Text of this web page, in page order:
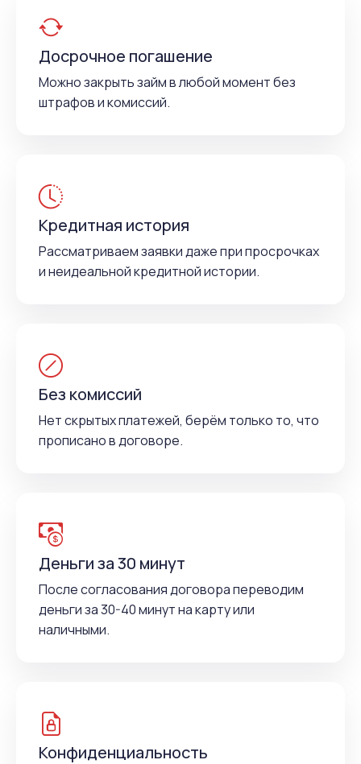
Досрочное погашение
Можно закрыть займ в любой момент без
штрафов и комиссий.
Кредитная история
Рассматриваем заявки даже при просрочках
и неидеальной кредитной истории.
Без комиссий
Нет скрытых платежей, берём только то, что
прописано в договоре.
Деньги за 30 минут
После согласования договора переводим
деньги за 30-40 минут на карту или
наличными.
Конфиденциальность